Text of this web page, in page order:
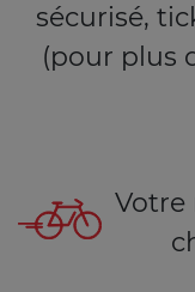
sécurisé,
(pour plus
Votre